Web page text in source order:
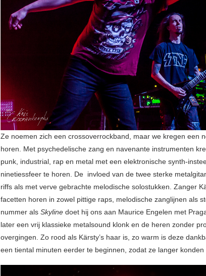
Ze noemen zich een crossoverrockband, maar we kregen een
horen. Met psychedelische zang en navenante instrumenten
punk, industrial, rap en metal met een elektronische synth-
ninetiessfeer te horen. De invloed van de twee sterke
riffs als met verve gebrachte melodische solostukken. Zanger
facetten horen in zowel pittige raps, melodische zanglijnen als
nummer als Skyline doet hij ons aan Maurice Engelen met
later een vrij klassieke metalsound klonk en de heren zonder
overgingen. Zo rood als Kärsty’s haar is, zo warm is deze
een tiental minuten eerder te beginnen, zodat ze langer konden